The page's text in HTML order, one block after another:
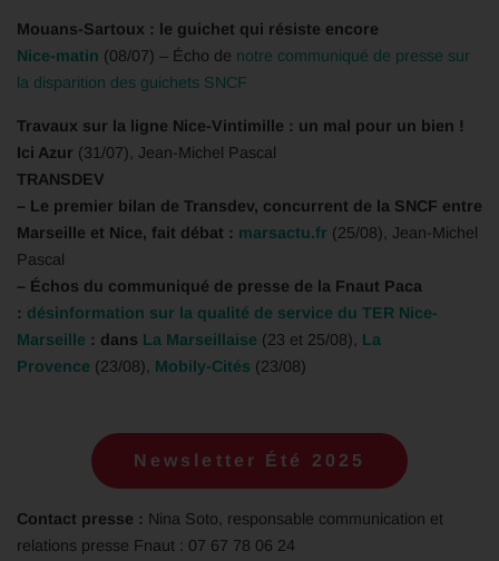
Mouans-Sartoux : le guichet qui résiste encore
Nice-matin (08/07) – Écho de notre communiqué de presse sur
la disparition des guichets SNCF
Travaux sur la ligne Nice-Vintimille : un mal pour un bien !
Ici Azur (31/07), Jean-Michel Pascal
TRANSDEV
– Le premier bilan de Transdev, concurrent de la SNCF entre
Marseille et Nice, fait débat : marsactu.fr (25/08), Jean-Michel
Pascal
– Échos du communiqué de presse de la Fnaut Paca
: désinformation sur la qualité de service du TER Nice-
Marseille : dans La Marseillaise (23 et 25/08), La
Provence (23/08), Mobily-Cités (23/08)
Newsletter Été 2025
Contact presse : Nina Soto, responsable communication et
relations presse Fnaut : 07 67 78 06 24